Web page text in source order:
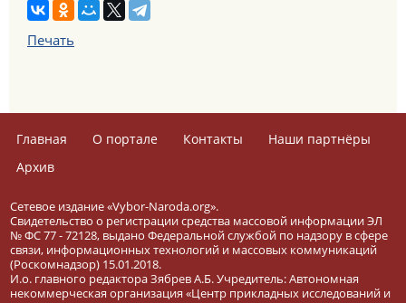
Печать
Главная О портале Контакты
Наши партнёры
Архив
Сетевое издание «Vybor-Naroda.org».
Свидетельство о регистрации средства массовой информации ЭЛ
№ ФС 77 - 72128, выдано Федеральной службой по надзору в сфере
связи, информационных технологий и массовых коммуникаций
(Роскомнадзор) 15.01.2018.
И.о. главного редактора Зябрев А.Б. Учредитель: Автономная
некоммерческая организация «Центр прикладных исследований и